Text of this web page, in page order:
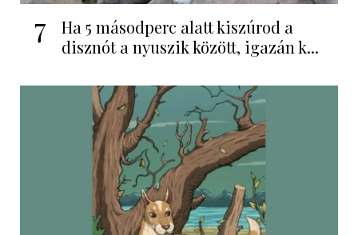
7
Ha 5 másodperc alatt kiszúrod a
disznót a nyuszik között, igazán k...